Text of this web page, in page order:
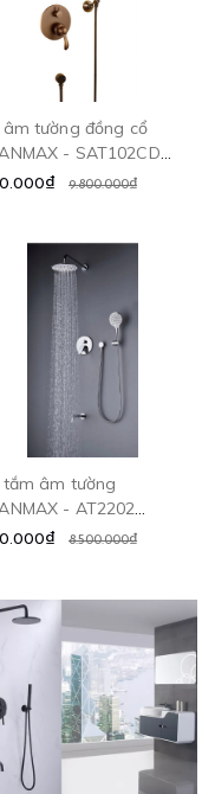
âm tường đồng cổ
- SAT102CD
9.800.000₫
tắm âm tường
- AT2202
8.500.000₫